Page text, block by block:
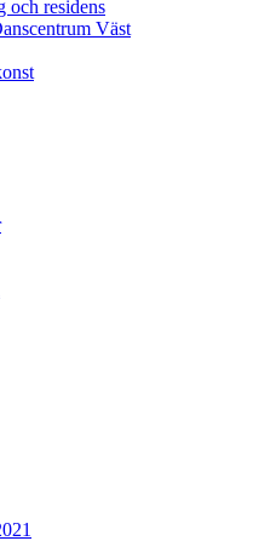
och residens
Väst